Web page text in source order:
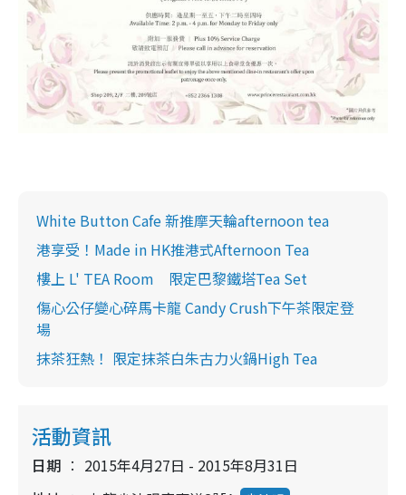
White Button Cafe 新推摩天輪afternoon tea
港享受！Made in HK推港式Afternoon Tea
樓上 L' TEA Room 限定巴黎鐵塔Tea Set
傷心公仔變心碎馬卡龍 Candy Crush下午茶限定登
場
抹茶狂熱！ 限定抹茶白朱古力火鍋High Tea
活動資訊
日期
2015年4月27日 - 2015年8月31日